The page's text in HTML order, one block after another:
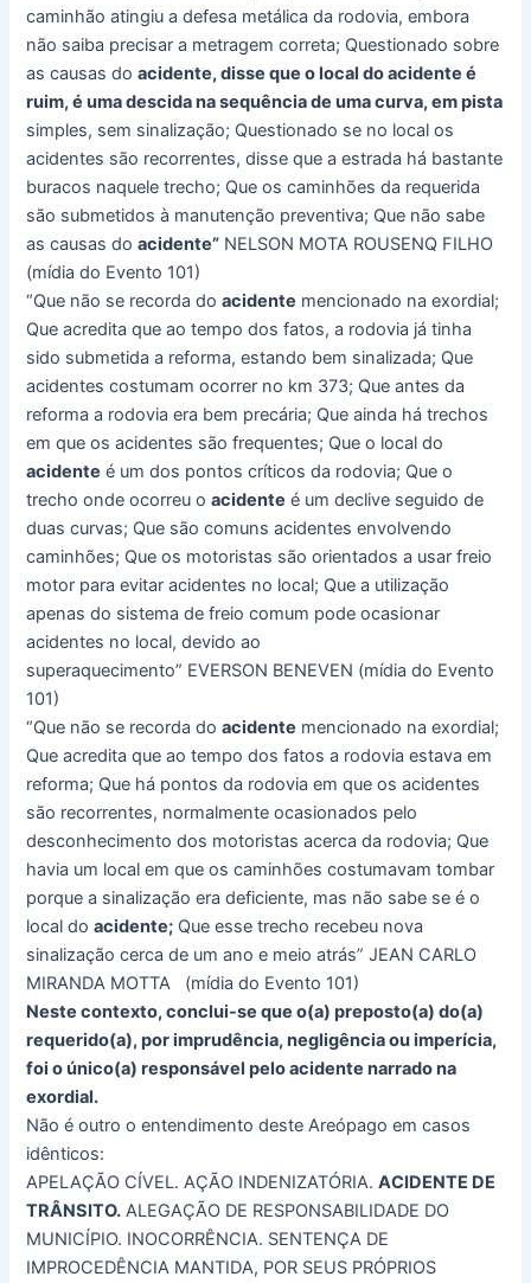
caminhão atingiu a defesa metálica da rodovia, embora
não saiba precisar a metragem correta; Questionado sobre
as causas doacidente, disse que o local do acidente é
ruim, é uma descida na sequência de uma curva, em pista
simples, sem sinalização; Questionado se no local os
acidentes são recorrentes, disse que a estrada há bastante
buracos naquele trecho; Que os caminhões da requerida
são submetidos à manutenção preventiva; Que não sabe
as causas doacidente” NELSON MOTA ROUSENQ FILHO
(mídia do Evento 101)
“Que não se recorda doacidente mencionado na exordial;
Que acredita que ao tempo dos fatos, a rodovia já tinha
sido submetida a reforma, estando bem sinalizada; Que
acidentes costumam ocorrer no km 373; Que antes da
reforma a rodovia era bem precária; Que ainda há trechos
em que os acidentes são frequentes; Que o local do
acidente é um dos pontos críticos da rodovia; Que o
trecho onde ocorreu oacidente é um declive seguido de
duas curvas; Que são comuns acidentes envolvendo
caminhões; Que os motoristas são orientados a usar freio
motor para evitar acidentes no local; Que a utilização
apenas do sistema de freio comum pode ocasionar
acidentes no local, devido ao
superaquecimento” EVERSON BENEVEN (mídia do Evento
101)
“Que não se recorda doacidente mencionado na exordial;
Que acredita que ao tempo dos fatos a rodovia estava em
reforma; Que há pontos da rodovia em que os acidentes
são recorrentes, normalmente ocasionados pelo
desconhecimento dos motoristas acerca da rodovia; Que
havia um local em que os caminhões costumavam tombar
porque a sinalização era deficiente, mas não sabe se é o
local doacidente; Que esse trecho recebeu nova
sinalização cerca de um ano e meio atrás” JEAN CARLO
MIRANDA MOTTA (mídia do Evento 101)
Neste contexto, conclui-se que o(a) preposto(a) do(a)
requerido(a), por imprudência, negligência ou imperícia,
foi o único(a) responsável pelo acidente narrado na
exordial.
Não é outro o entendimento deste Areópago em casos
idênticos:
APELAÇÃO CÍVEL. AÇÃO INDENIZATÓRIA.ACIDENTE DE
TRÂNSITO. ALEGAÇÃO DE RESPONSABILIDADE DO
MUNICÍPIO. INOCORRÊNCIA. SENTENÇA DE
IMPROCEDÊNCIA MANTIDA, POR SEUS PRÓPRIOS